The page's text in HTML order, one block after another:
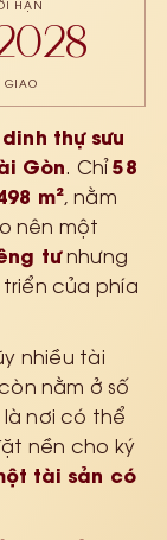
HẠN
GIAO
thự sưu
Gòn. Chỉ58
m², nằm
nên một
tưnhưng
của phía
nhiều tài
nằm ở số
nơi có thể
nền cho ký
tài sản có